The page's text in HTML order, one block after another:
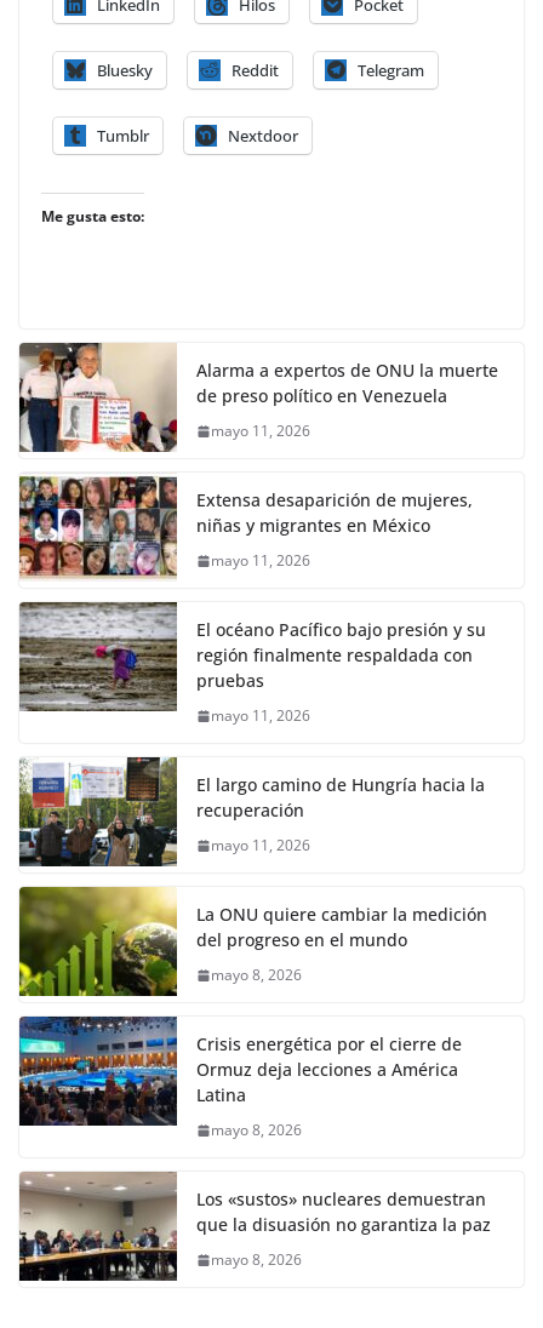
LinkedIn Hilos Pocket
Bluesky Reddit Telegram
Tumblr Nextdoor
Me gusta esto:
Alarma a expertos de ONU la muerte
de preso político en Venezuela
mayo 11, 2026
Extensa desaparición de mujeres,
niñas y migrantes en México
mayo 11, 2026
El océano Pacífico bajo presión y su
región finalmente respaldada con
pruebas
mayo 11, 2026
El largo camino de Hungría hacia la
recuperación
mayo 11, 2026
La ONU quiere cambiar la medición
del progreso en el mundo
mayo 8, 2026
Crisis energética por el cierre de
Ormuz deja lecciones a América
Latina
mayo 8, 2026
Los «sustos» nucleares demuestran
que la disuasión no garantiza la paz
mayo 8, 2026